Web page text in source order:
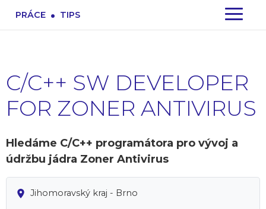
PRÁCE . TIPS
C/C++ SW DEVELOPER
FOR ZONER ANTIVIRUS
Hledáme C/C++ programátora pro vývoj a
údržbu jádra Zoner Antivirus
Jihomoravský kraj - Brno